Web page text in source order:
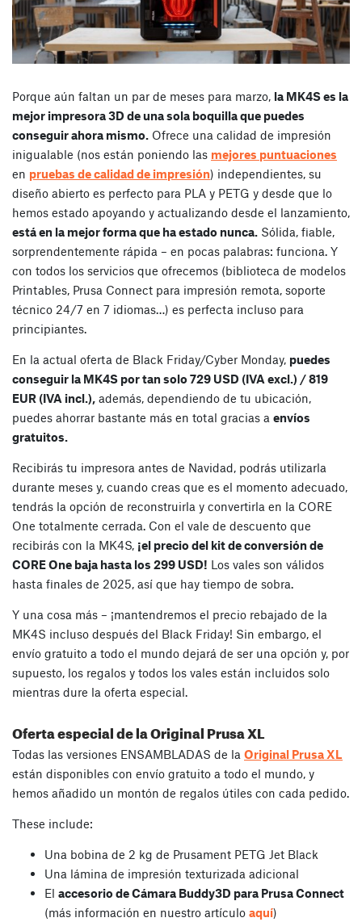
Porque aún faltan un par de meses para marzo, la MK4S es la
mejor impresora 3D de una sola boquilla que puedes
conseguir ahora mismo. Ofrece una calidad de impresión
inigualable (nos están poniendo las mejores puntuaciones
en pruebas de calidad de impresión) independientes, su
diseño abierto es perfecto para PLA y PETG y desde que lo
hemos estado apoyando y actualizando desde el lanzamiento,
está en la mejor forma que ha estado nunca. Sólida, fiable,
sorprendentemente rápida – en pocas palabras: funciona. Y
con todos los servicios que ofrecemos (biblioteca de modelos
Printables, Prusa Connect para impresión remota, soporte
técnico 24/7 en 7 idiomas…) es perfecta incluso para
principiantes.
En la actual oferta de Black Friday/Cyber Monday, puedes
conseguir la MK4S por tan solo 729 USD (IVA excl.) / 819
EUR (IVA incl.), además, dependiendo de tu ubicación,
puedes ahorrar bastante más en total gracias a envíos
gratuitos.
Recibirás tu impresora antes de Navidad, podrás utilizarla
durante meses y, cuando creas que es el momento adecuado,
tendrás la opción de reconstruirla y convertirla en la CORE
One totalmente cerrada. Con el vale de descuento que
recibirás con la MK4S, ¡el precio del kit de conversión de
CORE One baja hasta los 299 USD! Los vales son válidos
hasta finales de 2025, así que hay tiempo de sobra.
Y una cosa más – ¡mantendremos el precio rebajado de la
MK4S incluso después del Black Friday! Sin embargo, el
envío gratuito a todo el mundo dejará de ser una opción y, por
supuesto, los regalos y todos los vales están incluidos solo
mientras dure la oferta especial.
Oferta especial de la Original Prusa XL
Todas las versiones ENSAMBLADAS de la Original Prusa XL
están disponibles con envío gratuito a todo el mundo, y
hemos añadido un montón de regalos útiles con cada pedido.
These include:
Una bobina de 2 kg de Prusament PETG Jet Black
Una lámina de impresión texturizada adicional
El accesorio de Cámara Buddy3D para Prusa Connect
(más información en nuestro artículo aquí)